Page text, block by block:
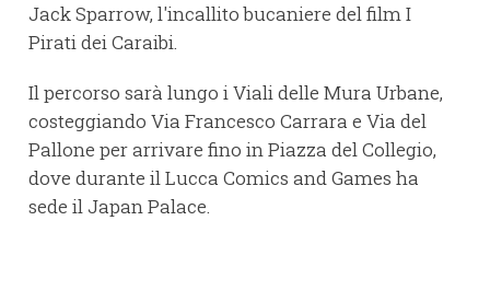
Jack Sparrow, l'incallito bucaniere del film I
Pirati dei Caraibi.
Il percorso sarà lungo i Viali delle Mura Urbane,
costeggiando Via Francesco Carrara e Via del
Pallone per arrivare fino in Piazza del Collegio,
dove durante il Lucca Comics and Games ha
sede il Japan Palace.